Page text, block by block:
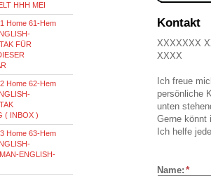
Kontakt
XXXXXXX
XXXX
Ich freue
persönliche
unten
Gerne könnt
Ich helfe
Name: *
HHH MEI
Home 61-Hem
FÜR
Home 62-Hem
( INBOX )
Home 63-Hem
ENGLISH-